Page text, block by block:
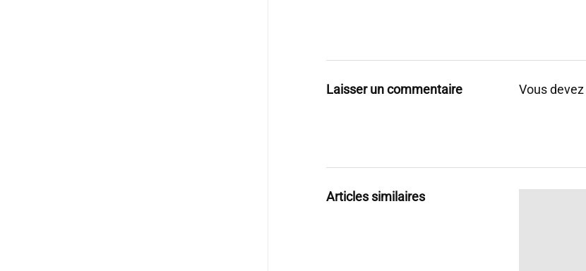
Laisser un commentaire Vous devez
Articles similaires